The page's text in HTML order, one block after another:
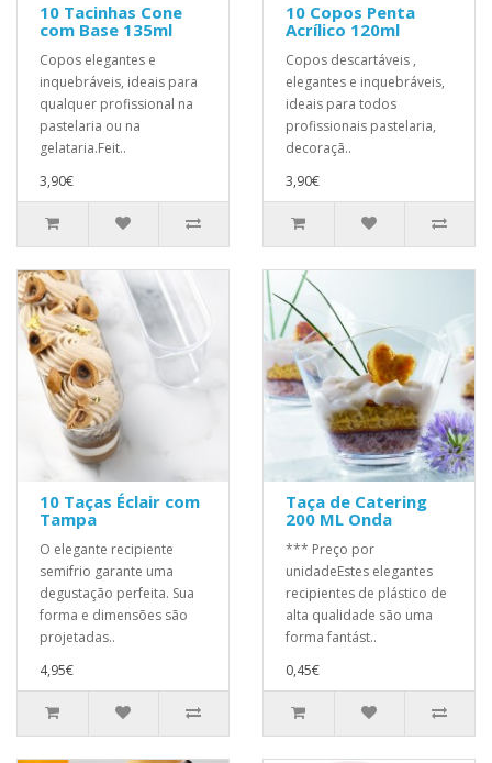
10 Tacinhas Cone
com Base 135ml
Copos elegantes e
inquebráveis, ideais para
qualquer profissional na
pastelaria ou na
gelataria.Feit..
3,90€
10 Copos Penta
Acrílico 120ml
Copos descartáveis ​,
elegantes e inquebráveis,
ideais para todos
profissionais pastelaria,
decoraçã..
3,90€
10 Taças Éclair com
Tampa
O elegante recipiente
semifrio garante uma
degustação perfeita. Sua
forma e dimensões são
projetadas..
4,95€
Taça de Catering
200 ML Onda
*** Preço por
unidadeEstes elegantes
recipientes de plástico de
alta qualidade são uma
forma fantást..
0,45€